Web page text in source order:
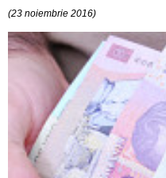
(23 noiembrie 2016)